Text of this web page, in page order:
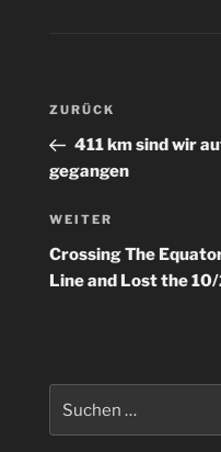
Vorheriger
Beitrag
ZURÜCK
411 km sind wir
gegangen
Nächster
Beitrag
WEITER
Crossing The
Line and Lost the
nach: